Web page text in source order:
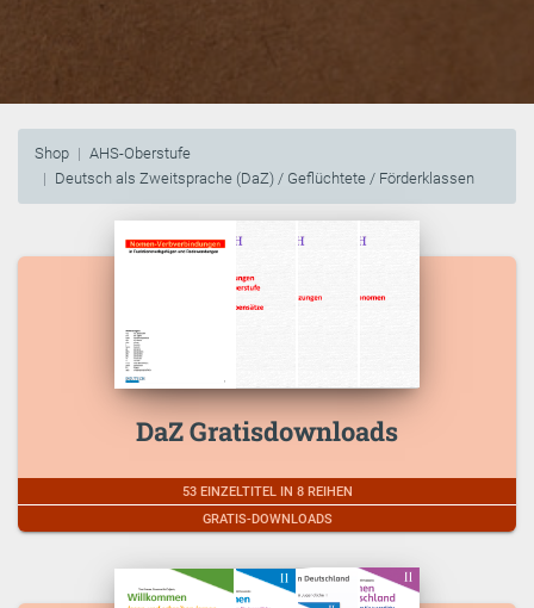
Shop
AHS-Oberstufe
Deutsch als Zweitsprache (DaZ) / Geflüchtete / Förderklassen
DaZ Gratisdownloads
53 EINZELTITEL IN 8 REIHEN
GRATIS-DOWNLOADS